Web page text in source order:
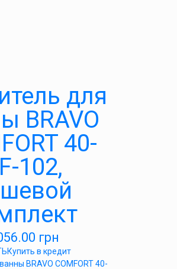
для
BRAVO
40-
102,
грн
Купить в кредит
BRAVO COMFORT 40-